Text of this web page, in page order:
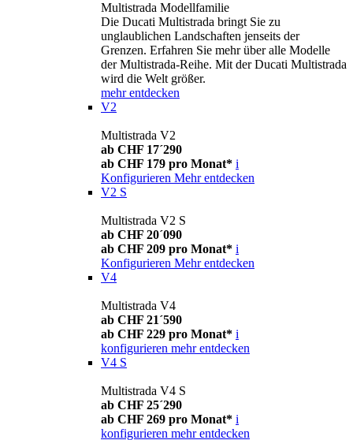
Multistrada Modellfamilie
Die Ducati Multistrada bringt Sie zu
unglaublichen Landschaften jenseits der
Grenzen. Erfahren Sie mehr über alle Modelle
der Multistrada-Reihe. Mit der Ducati Multistrada
wird die Welt größer.
mehr entdecken
V2
Multistrada V2
ab CHF 17´290
ab CHF 179 pro Monat* i
Konfigurieren Mehr entdecken
V2 S
Multistrada V2 S
ab CHF 20´090
ab CHF 209 pro Monat* i
Konfigurieren Mehr entdecken
V4
Multistrada V4
ab CHF 21´590
ab CHF 229 pro Monat* i
konfigurieren mehr entdecken
V4 S
Multistrada V4 S
ab CHF 25´290
ab CHF 269 pro Monat* i
konfigurieren mehr entdecken